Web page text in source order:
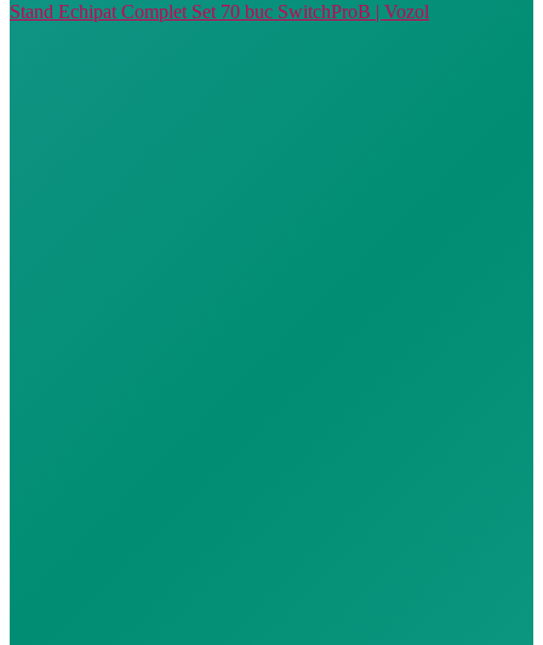
Stand Echipat Complet Set 70 buc SwitchProB | Vozol